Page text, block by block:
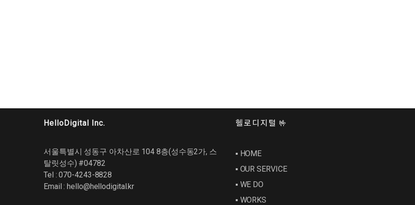
HelloDigital Inc.
서울특별시 성동구 아차산로 104 8층(성수동2가, 스
탈릿성수) #04782
Tel : 070-4243-8828
Email :hello@hellodigital.kr
헬로디지털 🤟
▪︎ HOME
▪︎ OUR SERVICE
▪︎ WE DO
▪︎ WORKS